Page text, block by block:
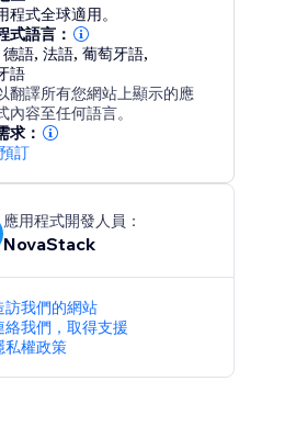
程式全球適用。
式語言：
德語,法語,葡萄牙語,
語
翻譯所有您網站上顯示的應
內容至任何語言。
求：
訂
應用程式開發人員：
NovaStack
訪我們的網站
絡我們，取得支援
私權政策